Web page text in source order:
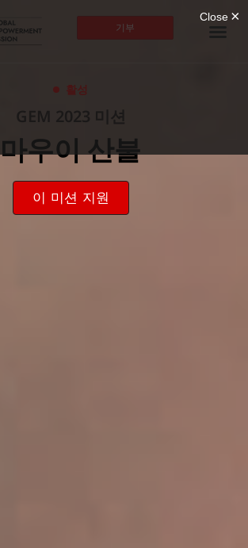
기부
활성
GEM 2023 미션
마우이 산불
이 미션 지원